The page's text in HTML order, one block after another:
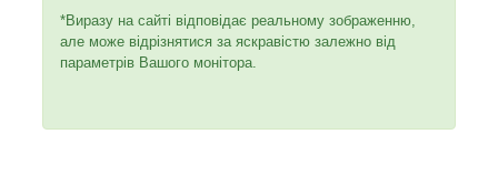
*Виразу на сайті відповідає реальному зображенню,
але може відрізнятися за яскравістю залежно від
параметрів Вашого монітора.